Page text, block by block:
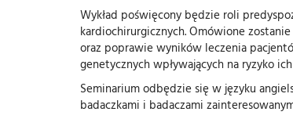
Wykład poświęcony będzie roli
kardiochirurgicznych. Omówione
oraz poprawie wyników leczenia
genetycznych wpływających na ryzyko
Seminarium odbędzie się w języku
badaczkami i badaczami